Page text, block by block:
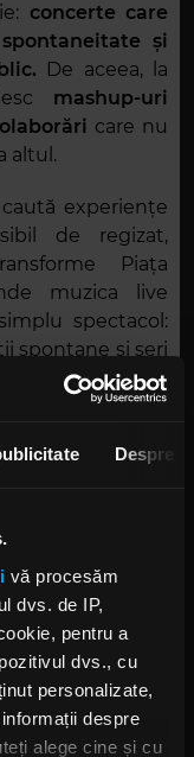
Despre
vă procesăm
dvs. de IP,
pentru a
dvs., cu
personalizate,
despre
alege cine și cu
concerte care
și
De aceea, la
mashup-uri
care nu
altul.
experiențe
de regizat,
Piața
muzica live
spectacol:
spontane și seri
Calancea